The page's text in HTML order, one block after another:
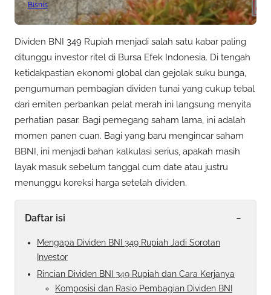
Bisnis
Dividen BNI 349 Rupiah menjadi salah satu kabar paling
ditunggu investor ritel di Bursa Efek Indonesia. Di tengah
ketidakpastian ekonomi global dan gejolak suku bunga,
pengumuman pembagian dividen tunai yang cukup tebal
dari emiten perbankan pelat merah ini langsung menyita
perhatian pasar. Bagi pemegang saham lama, ini adalah
momen panen cuan. Bagi yang baru mengincar saham
BBNI, ini menjadi bahan kalkulasi serius, apakah masih
layak masuk sebelum tanggal cum date atau justru
menunggu koreksi harga setelah dividen.
Daftar isi -
Mengapa Dividen BNI 349 Rupiah Jadi Sorotan
Investor
Rincian Dividen BNI 349 Rupiah dan Cara Kerjanya
Komposisi dan Rasio Pembagian Dividen BNI